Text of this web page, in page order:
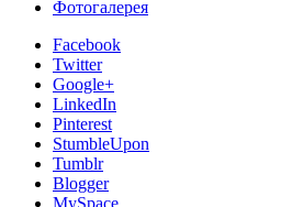
Фотогалерея
Facebook
Twitter
Google+
LinkedIn
Pinterest
StumbleUpon
Tumblr
Blogger